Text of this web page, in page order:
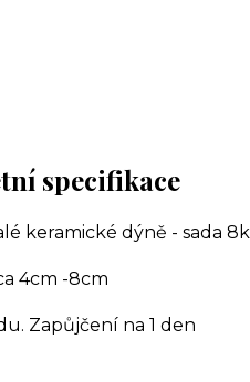
specifikace
keramické dýně - sada
4cm -8cm
Zapůjčení na 1 den